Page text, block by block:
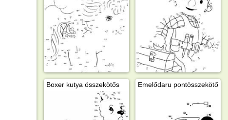
Boxer kutya összekötős Emelődaru pontösszekötő